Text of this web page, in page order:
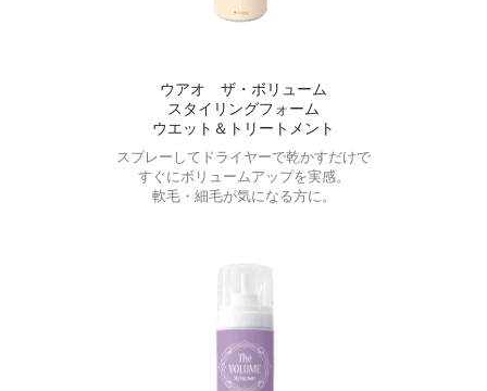
ウアオ ザ・ボリューム
スタイリングフォーム
ウエット＆トリートメント
スプレーしてドライヤーで乾かすだけで
すぐにボリュームアップを実感。
軟毛・細毛が気になる方に。